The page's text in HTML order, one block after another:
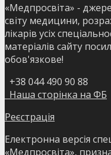
«Медпросвіта» -
світу медицини,
лікарів усіх
матеріалів сайту
обов'язкове!
+38 044 490 90 88
Наша сторінка на ФБ
Реєстрація
Електронна версія
«Медпросвіта»,